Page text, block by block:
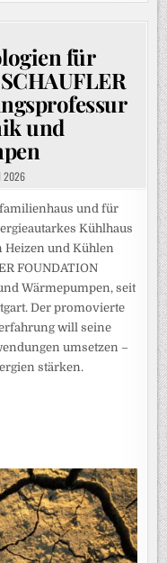
für
und
2026
und für
Kühlhaus
Heizen und Kühlen
FOUNDATION
Wärmepumpen, seit
Der promovierte
will seine
umsetzen –
stärken.